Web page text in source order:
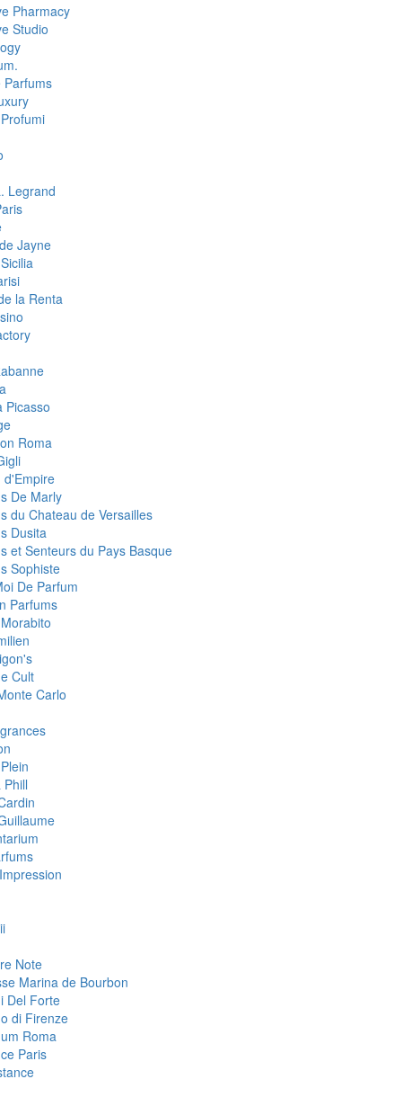
Pharmacy
Studio
Parfums
Legrand
Jayne
la Renta
Picasso
Roma
d'Empire
De Marly
du Chateau de Versailles
Dusita
et Senteurs du Pays Basque
Sophiste
De Parfum
Parfums
Cult
Carlo
Phill
Note
Marina de Bourbon
Del Forte
di Firenze
Roma
Paris